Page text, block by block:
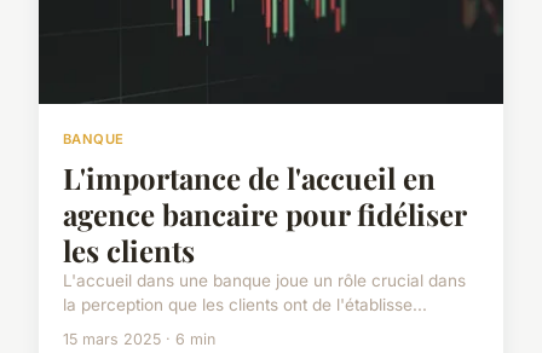
BANQUE
L'importance de l'accueil en
agence bancaire pour fidéliser
les clients
L'accueil dans une banque joue un rôle crucial dans
la perception que les clients ont de l'établisse...
15 mars 2025 · 6 min